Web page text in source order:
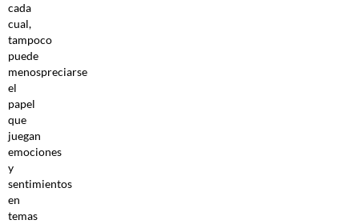
cada
cual,
tampoco
puede
menospreciarse
el
papel
que
juegan
emociones
y
sentimientos
en
temas